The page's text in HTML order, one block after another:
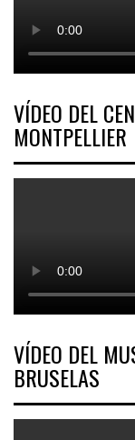
VÍDEO DEL
MONTPELLIER
VÍDEO DEL
BRUSELAS